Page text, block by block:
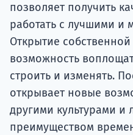
позволяет получить
работать с лучшими и
Открытие
возможность
строить и изменять.
открывает новые
другими культурами
преимуществом